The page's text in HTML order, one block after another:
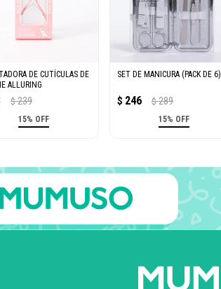
DE CUTÍCULAS DE
ALLURING
$ 239
15% OFF
SET DE MANICURA (PACK DE 6)
$ 246 $ 289
15% OFF